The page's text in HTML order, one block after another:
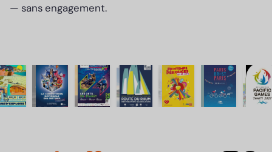
— sans engagement.